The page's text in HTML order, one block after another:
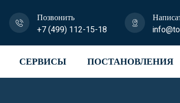
Позвонить
+7 (499) 112-15-18
СЕРВИСЫ ПОСТАНОВЛЕНИЯ